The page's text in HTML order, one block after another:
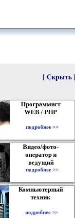
[ Скрыть ]
Программист
WEB / PHP
подробнее >>
Видео/фото-
оператор и
ведущий
подробнее >>
Компьютерный
техник
подробнее >>